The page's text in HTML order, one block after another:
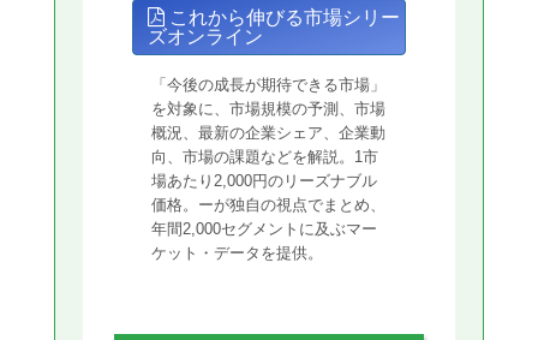
これから伸びる市場シリー
ズオンライン
「今後の成長が期待できる市場」
を対象に、市場規模の予測、市場
概況、最新の企業シェア、企業動
向、市場の課題などを解説。1市
場あたり2,000円のリーズナブル
価格。ーが独自の視点でまとめ、
年間2,000セグメントに及ぶマー
ケット・データを提供。